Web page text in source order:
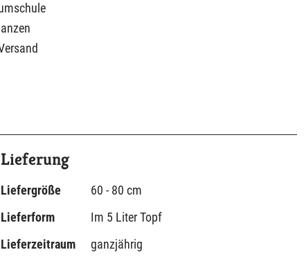
Lieferung
Liefergröße
60 - 80 cm
Lieferform
Im 5 Liter Topf
Lieferzeitraum
ganzjährig